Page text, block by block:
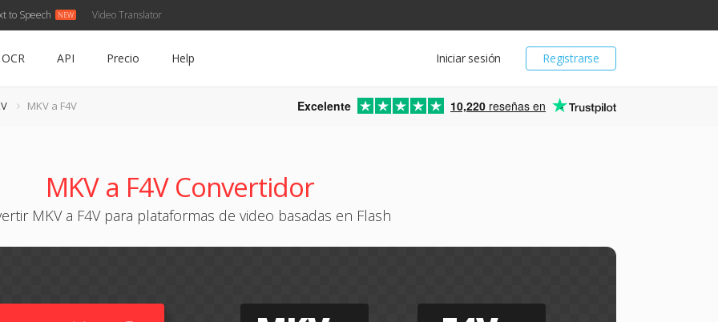
to Speech Video Translator
Registrarse
Iniciar sesión
OCR API Precio Help
MKV a F4V Excelente 10,220 reseñas en
MKV a F4V Convertidor
MKV a F4V para plataformas de video basadas en Flash